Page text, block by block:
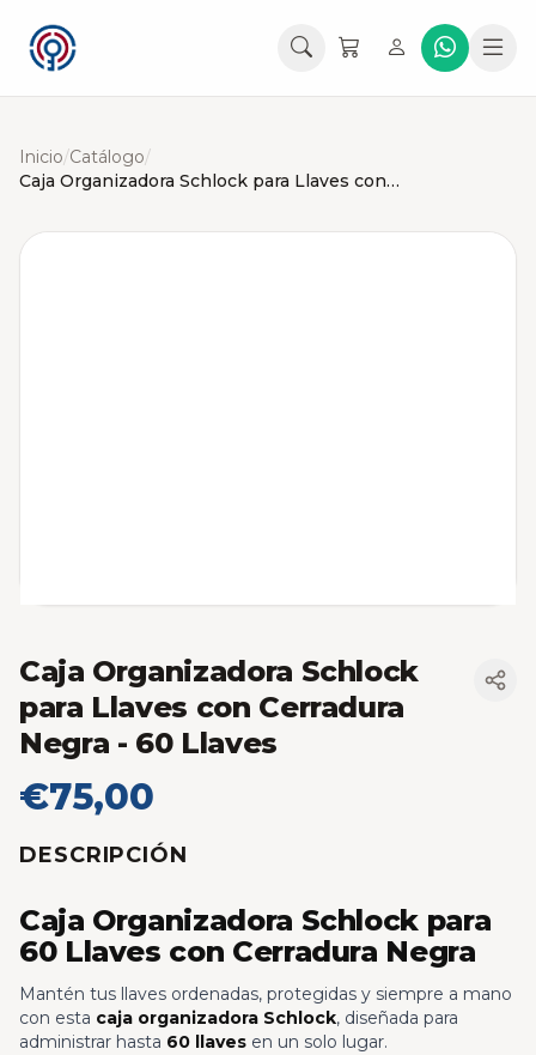
Inicio/Catálogo/
Caja Organizadora Schlock para Llaves con Cerradura Negra
Caja Organizadora Schlock
para Llaves con Cerradura
Negra - 60 Llaves
€75,00
DESCRIPCIÓN
Caja Organizadora Schlock para
60 Llaves con Cerradura Negra
Mantén tus llaves ordenadas, protegidas y siempre a mano
con esta caja organizadora Schlock, diseñada para
administrar hasta 60 llaves en un solo lugar.